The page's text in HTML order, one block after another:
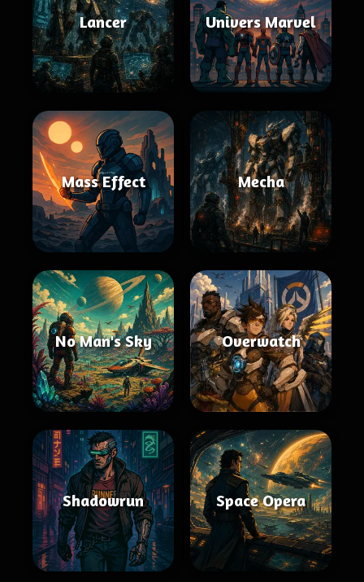
Lancer Univers Marvel
Mass Effect Mecha
No Man's Sky Overwatch
Shadowrun Space Opera